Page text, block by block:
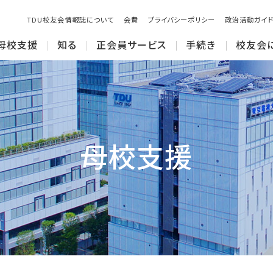
TDU校友会情報誌について 会費 プライバシーポリシー 政治活動ガイ
校支援 知る 正会員サービス 手続き 校友会
母校支援